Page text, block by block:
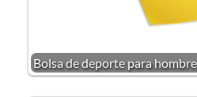
Bolsa de deporte para